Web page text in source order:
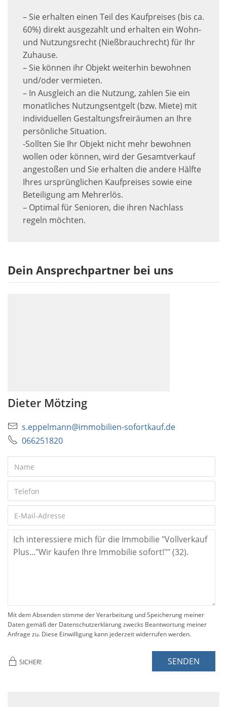
– Sie erhalten einen Teil des Kaufpreises (bis ca.
60%) direkt ausgezahlt und erhalten ein Wohn-
und Nutzungsrecht (Nießbrauchrecht) für Ihr
Zuhause.
– Sie können ihr Objekt weiterhin bewohnen
und/oder vermieten.
– In Ausgleich an die Nutzung, zahlen Sie ein
monatliches Nutzungsentgelt (bzw. Miete) mit
individuellen Gestaltungsfreiräumen an Ihre
persönliche Situation.
-Sollten Sie Ihr Objekt nicht mehr bewohnen
wollen oder können, wird der Gesamtverkauf
angestoßen und Sie erhalten die andere Hälfte
Ihres ursprünglichen Kaufpreises sowie eine
Beteiligung am Mehrerlös.
– Optimal für Senioren, die ihren Nachlass
regeln möchten.
Dein Ansprechpartner bei uns
Dieter Mötzing
s.eppelmann@immobilien-sofortkauf.de
066251820
Mit dem Absenden stimme der Verarbeitung und Speicherung meiner
Daten gemäß der Datenschutzerklärung zwecks Beantwortung meiner
Anfrage zu. Diese Einwilligung kann jederzeit widerrufen werden.
SICHER! SENDEN